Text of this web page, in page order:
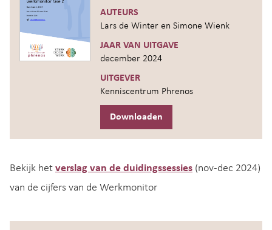
AUTEURS
Lars de Winter en Simone Wienk
JAAR VAN UITGAVE
december 2024
UITGEVER
Kenniscentrum Phrenos
Downloaden
Bekijk het verslag van de duidingssessies (nov-dec 2024)
van de cijfers van de Werkmonitor